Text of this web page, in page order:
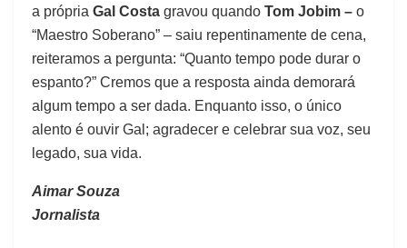
a própria Gal Costa gravou quando Tom Jobim – o
“Maestro Soberano” – saiu repentinamente de cena,
reiteramos a pergunta: “Quanto tempo pode durar o
espanto?” Cremos que a resposta ainda demorará
algum tempo a ser dada. Enquanto isso, o único
alento é ouvir Gal; agradecer e celebrar sua voz, seu
legado, sua vida.
Aimar Souza
Jornalista